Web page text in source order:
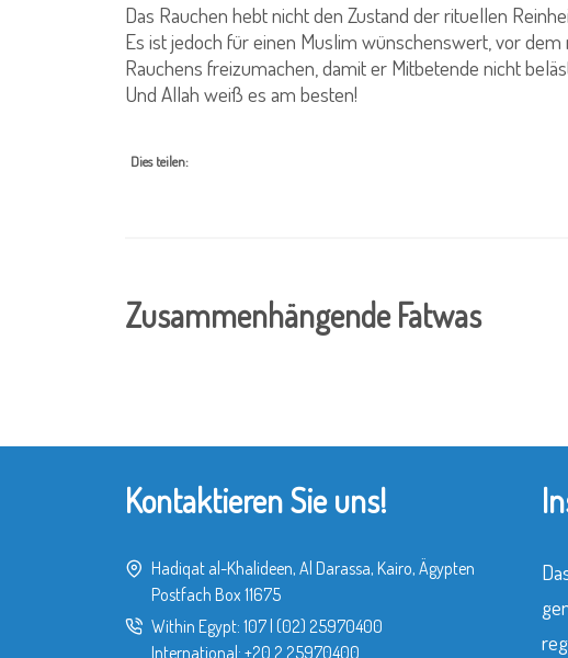
Das Rauchen hebt nicht den Zustand der rituellen
Es ist jedoch für einen Muslim wünschenswert, vor
Rauchens freizumachen, damit er Mitbetende nicht
Und Allah weiß es am besten!
Dies teilen:
Zusammenhängende Fatwas
Kontaktieren Sie uns!
Hadiqat al-Khalideen, Al Darassa, Kairo, Ägypten
Postfach Box 11675
Within Egypt: 107 (02) 25970400
International: +20 2 25970400